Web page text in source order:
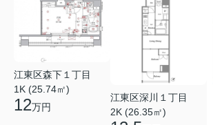
江東区森下１丁目
1K (25.74㎡)
12万円
江東区深川１丁目
2K (26.35㎡)